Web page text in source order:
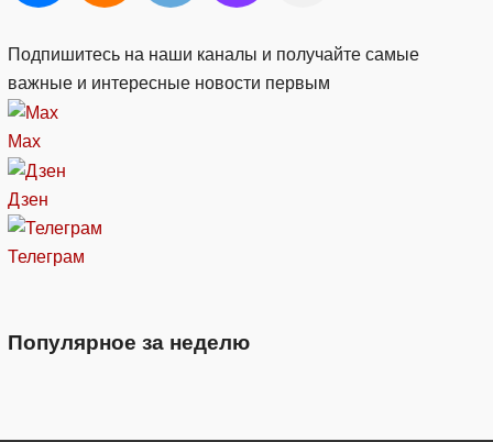
Подпишитесь на наши каналы и получайте самые
важные и интересные новости первым
Max
Дзен
Телеграм
Популярное за неделю